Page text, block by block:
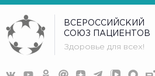
ВСЕРОССИЙСКИЙ
СОЮЗ ПАЦИЕНТОВ
Здоровье для всех!